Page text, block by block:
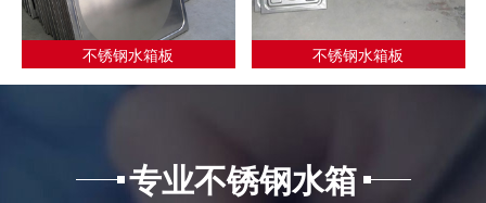
不锈钢水箱板 不锈钢水箱板
专业不锈钢水箱